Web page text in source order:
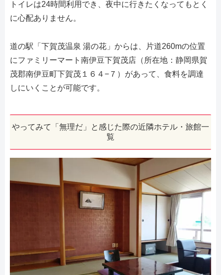
トイレは24時間利用でき、夜中に行きたくなってもとく
に心配ありません。
道の駅「下賀茂温泉 湯の花」からは、片道260mの位置
にファミリーマート南伊豆下賀茂店（所在地：静岡県賀
茂郡南伊豆町下賀茂１６４−７）があって、食料を調達
しにいくことが可能です。
やってみて「無理だ」と感じた際の近隣ホテル・旅館一
覧